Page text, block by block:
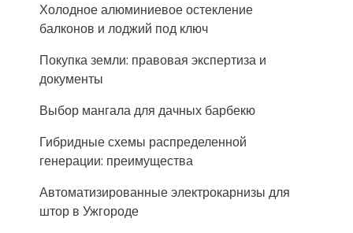
Холодное алюминиевое остекление
балконов и лоджий под ключ
Покупка земли: правовая экспертиза и
документы
Выбор мангала для дачных барбекю
Гибридные схемы распределенной
генерации: преимущества
Автоматизированные электрокарнизы для
штор в Ужгороде